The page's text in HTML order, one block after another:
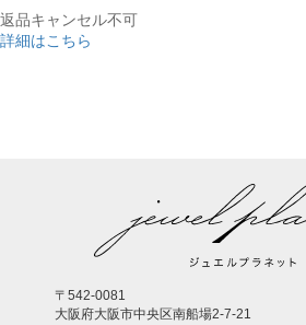
返品キャンセル不可
詳細はこちら
〒542-0081
大阪府大阪市中央区南船場2-7-21